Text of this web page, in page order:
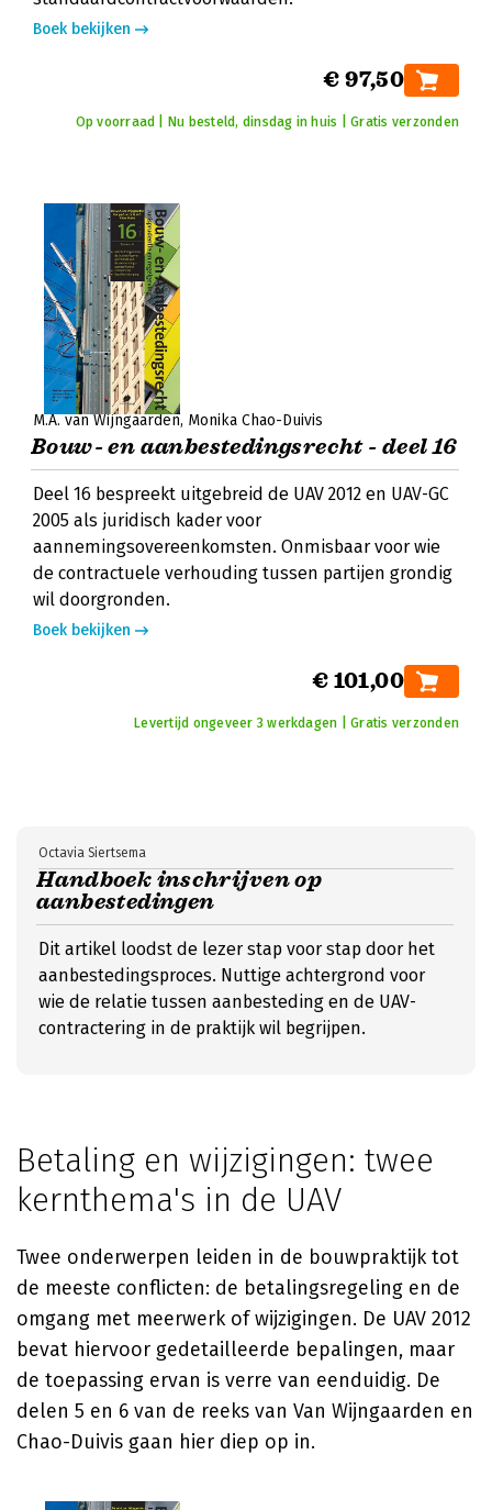
Boek bekijken
€ 97,50
Op voorraad | Nu besteld, dinsdag in huis | Gratis verzonden
M.A. van Wijngaarden Monika Chao-Duivis
Bouw- en aanbestedingsrecht - deel 16
Deel 16 bespreekt uitgebreid de UAV 2012 en UAV-GC
2005 als juridisch kader voor
aannemingsovereenkomsten. Onmisbaar voor wie
de contractuele verhouding tussen partijen grondig
wil doorgronden.
Boek bekijken
€ 101,00
Levertijd ongeveer 3 werkdagen | Gratis verzonden
Handboek inschrijven op
aanbestedingen
Octavia Siertsema
Dit artikel loodst de lezer stap voor stap door het
aanbestedingsproces. Nuttige achtergrond voor
wie de relatie tussen aanbesteding en de UAV-
contractering in de praktijk wil begrijpen.
Betaling en wijzigingen: twee
kernthema's in de UAV
Twee onderwerpen leiden in de bouwpraktijk tot
de meeste conflicten: de betalingsregeling en de
omgang met meerwerk of wijzigingen. De UAV 2012
bevat hiervoor gedetailleerde bepalingen, maar
de toepassing ervan is verre van eenduidig. De
delen 5 en 6 van de reeks van Van Wijngaarden en
Chao-Duivis gaan hier diep op in.